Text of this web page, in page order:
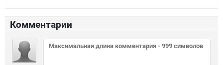
Комментарии